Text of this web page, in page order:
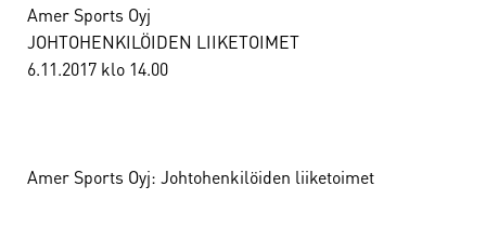
Amer Sports Oyj
JOHTOHENKILÖIDEN LIIKETOIMET
6.11.2017 klo 14.00
Amer Sports Oyj: Johtohenkilöiden liiketoimet